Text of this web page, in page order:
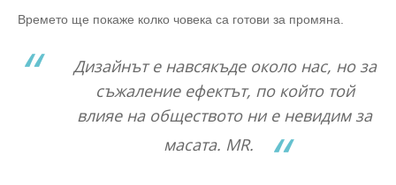
Времето ще покаже колко човека са готови за промяна.
Дизайнът е навсякъде около нас, но за
съжаление ефектът, по който той
влияе на обществото ни е невидим за
масата. MR.